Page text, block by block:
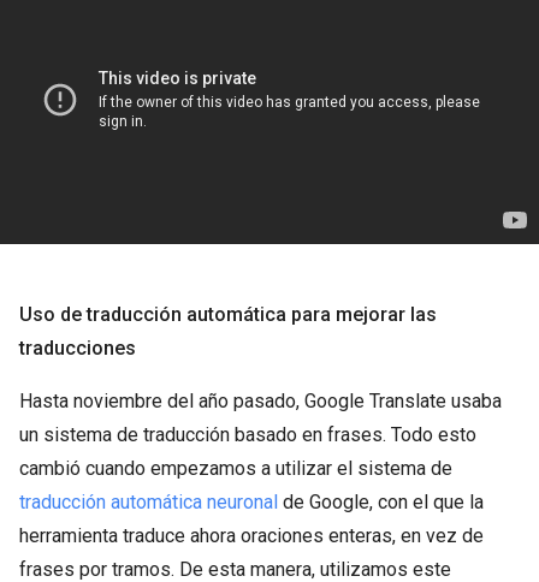
Uso de traducción automática para mejorar las
traducciones
Hasta noviembre del año pasado, Google Translate usaba
un sistema de traducción basado en frases. Todo esto
cambió cuando empezamos a utilizar el sistema de
traducción automática neuronal de Google, con el que la
herramienta traduce ahora oraciones enteras, en vez de
frases por tramos. De esta manera, utilizamos este